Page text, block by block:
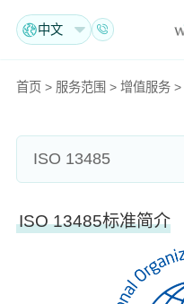
中文
首页 > 服务范围 > 增值服务 >
ISO 13485
ISO 13485标准简介